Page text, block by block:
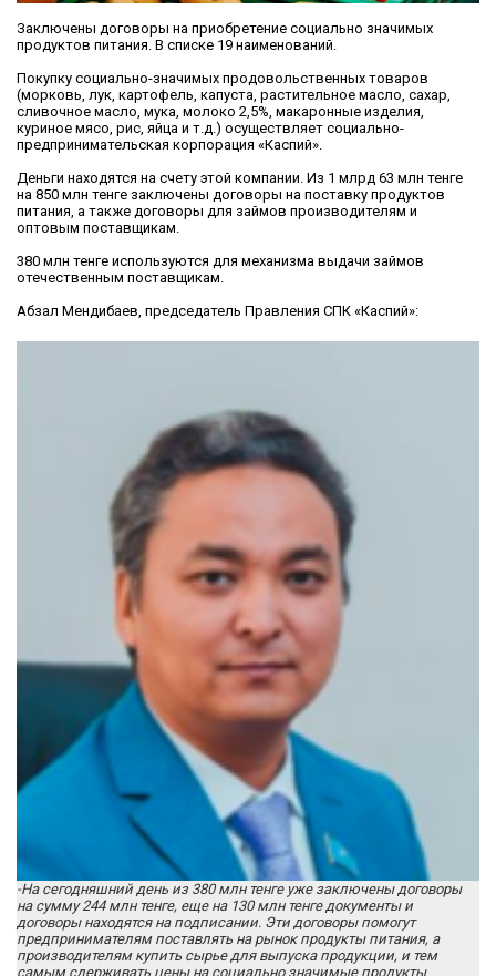
Заключены договоры на приобретение социально значимых
продуктов питания. В списке 19 наименований.
Покупку социально-значимых продовольственных товаров
(морковь, лук, картофель, капуста, растительное масло, сахар,
сливочное масло, мука, молоко 2,5%, макаронные изделия,
куриное мясо, рис, яйца и т.д.) осуществляет социально-
предпринимательская корпорация «Каспий».
Деньги находятся на счету этой компании. Из 1 млрд 63 млн тенге
на 850 млн тенге заключены договоры на поставку продуктов
питания, а также договоры для займов производителям и
оптовым поставщикам.
380 млн тенге используются для механизма выдачи займов
отечественным поставщикам.
Абзал Мендибаев, председатель Правления СПК «Каспий»:
-На сегодняшний день из 380 млн тенге уже заключены договоры
на сумму 244 млн тенге, еще на 130 млн тенге документы и
договоры находятся на подписании. Эти договоры помогут
предпринимателям поставлять на рынок продукты питания, а
производителям купить сырье для выпуска продукции, и тем
самым сдерживать цены на социально значимые продукты